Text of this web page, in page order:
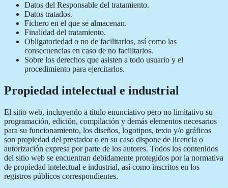
Datos del Responsable del tratamiento.
Datos tratados.
Fichero en el que se almacenan.
Finalidad del tratamiento.
Obligatoriedad o no de facilitarlos, así como las
consecuencias en caso de no facilitarlos.
Sobre los derechos que asisten a todo usuario y el
procedimiento para ejercitarlos.
Propiedad intelectual e industrial
El sitio web, incluyendo a título enunciativo pero no limitativo su
programación, edición, compilación y demás elementos necesarios
para su funcionamiento, los diseños, logotipos, texto y/o gráficos
son propiedad del prestador o en su caso dispone de licencia o
autorización expresa por parte de los autores. Todos los contenidos
del sitio web se encuentran debidamente protegidos por la normativa
de propiedad intelectual e industrial, así como inscritos en los
registros públicos correspondientes.